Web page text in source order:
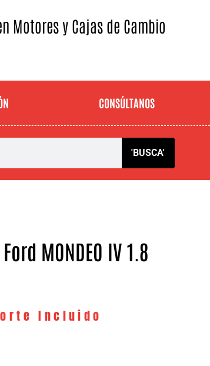
Motores y Cajas de Cambio
CONSÚLTANOS
'BUSCA'
MONDEO IV 1.8
Incluido